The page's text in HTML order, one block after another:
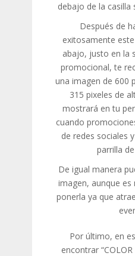
debajo de la casilla
Después de
exitosamente
abajo, justo en la
promocional, te
una imagen de 600
315 pixeles de
mostrará en tu
cuando
de redes sociales
parrilla
De igual manera
imagen, aunque
ponerla ya que
Por último, en
encontrar